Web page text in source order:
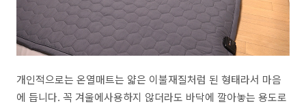
개인적으로는 온열매트는 얇은 이불재질처럼 된 형태라서 마음
에 듭니다. 꼭 겨울에사용하지 않더라도 바닥에 깔아놓는 용도로